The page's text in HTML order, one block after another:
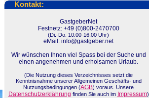
Kontakt:
GastgeberNet
Festnetz: +49 (0)800-2470700
(Di.-Do. 10:00-16:00 Uhr)
eMail: info@gastgeber.net
Wir wünschen Ihnen viel Spass bei der Suche und
einen angenehmen und erholsamen Urlaub.
(Die Nutzung dieses Verzeichnisses setzt die
Kenntnisnahme unserer Allgemeinen Geschäfts- und
Nutzungsbedingungen (AGB) voraus. Unsere
Datenschutzerklährung finden Sie auch im Impressum)